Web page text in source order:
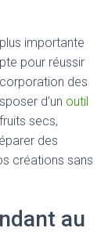
importante
pour réussir
des
d’un outil
secs,
des
créations sans
au